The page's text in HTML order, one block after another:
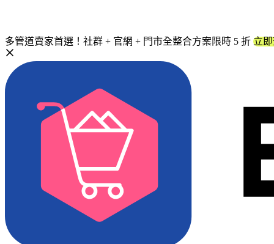
多管道賣家首選！社群 + 官網 + 門市全整合方案限時 5 折 立